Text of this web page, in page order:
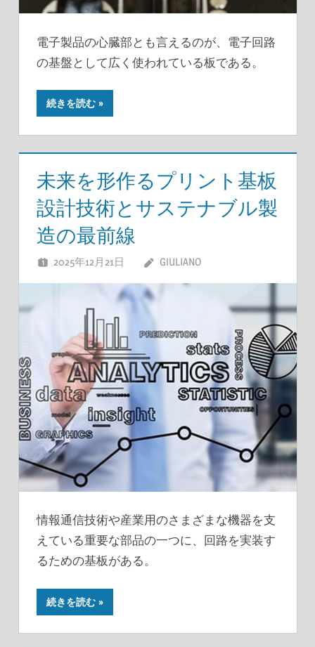
電子製品の心臓部とも言えるのが、電子回路
の基盤として広く使われている板である。
続きを読む
未来を形作るプリント基板
設計技術とサステナブル製
造の最前線
2025年12月21日 GIULIANO
情報通信技術や産業用のさまざまな機器を支
えている重要な部品の一つに、回路を実装す
るための基板がある。
続きを読む